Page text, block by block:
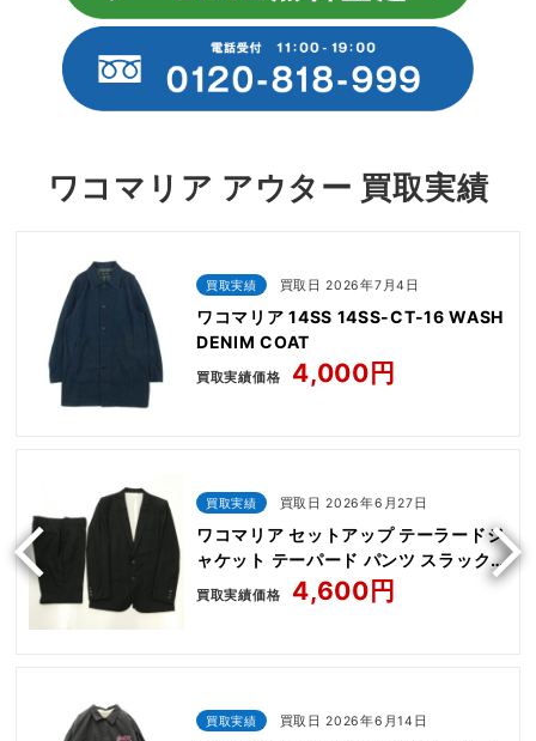
ワコマリア アウター 買取実績
買取実績 買取日 2026年7月4日
ワコマリア 14SS 14SS-CT-16 WASH
DENIM COAT
買取実績価格 4,000円
買取実績 買取日 2026年6月27日
ワコマリア セットアップ テーラードジ
ャケット テーパード パンツ スラック
ス
買取実績価格 4,600円
買取実績 買取日 2026年6月14日